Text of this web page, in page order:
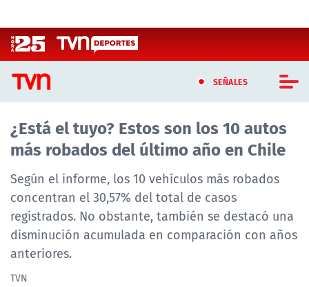
SEÑALES
CASTING MASTERCHEF CHILE
CASTING TVN VERTICAL
TVN VERTICAL
TVN PLAY
PROGRAMAS
¿Está el tuyo? Estos son los 10 autos
más robados del último año en Chile
Según el informe, los 10 vehículos más robados
concentran el 30,57% del total de casos
registrados. No obstante, también se destacó una
disminución acumulada en comparación con años
anteriores.
TVN